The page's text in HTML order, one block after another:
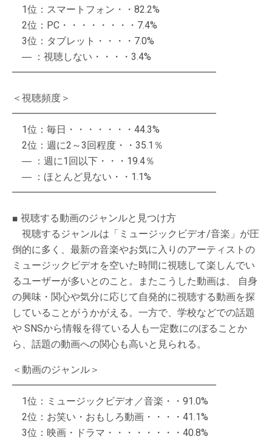
1位：スマートフォン・・82.2%
2位：PC・・・・・・・・7.4%
3位：タブレット・・・・7.0%
― ：視聴しない・・・・3.4%
━━━━━━━━━━━━━━━━━━━━━
＜視聴頻度＞
━━━━━━━━━━━━━━━━━━━━━
1位：毎日・・・・・・・44.3%
2位：週に2～3回程度・・35.1％
― ：週に1回以下・・・19.4％
― ：ほとんど見ない・・1.1%
━━━━━━━━━━━━━━━━━━━━━
■ 視聴する動画のジャンルと見つけ方
視聴するジャンルは「ミュージックビデオ/音楽」が圧
倒的に多く、最新の音楽やお気に入りのアーティストの
ミュージックビデオを空いた時間に視聴して楽しんでい
るユーザーが多いとのこと。またこうした動画は、 自身
の興味・関心や気分に応じて自発的に視聴する動画を探
していることがうかがえる。一方で、学校などでの話題
や SNSから情報を得ている人も一定数にのぼることか
ら、話題の動画への関心も高いと見られる。
＜動画のジャンル＞
━━━━━━━━━━━━━━━━━━━━━
1位：ミュージックビデオ／音楽・・91.0%
2位：お笑い・おもしろ動画・・・・41.1%
3位：映画・ドラマ・・・・・・・・40.8%